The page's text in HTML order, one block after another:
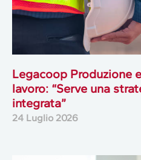
Legacoop Produzione
lavoro: “Serve una
integrata”
24 Luglio 2026